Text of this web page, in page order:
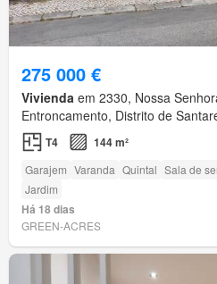
275 000 €
Vivienda em 2330, Nossa
Entroncamento, Distrito de
T4 144 m²
Garajem Varanda Quintal Sala de
Jardim
Há 18 dias
GREEN-ACRES